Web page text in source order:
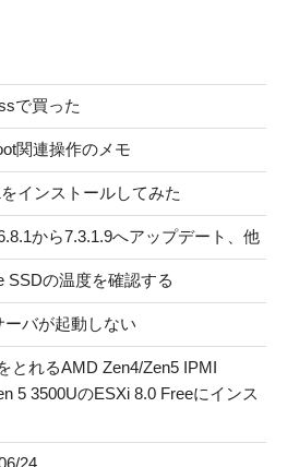
で買った
関連操作のメモ
インストールしてみた
から7.3.1.9へアップデート、他
SSDの温度を確認する
ーバが起動しない
とれるAMD Zen4/Zen5 IPMI
5 3500UのESXi 8.0 Freeにインス